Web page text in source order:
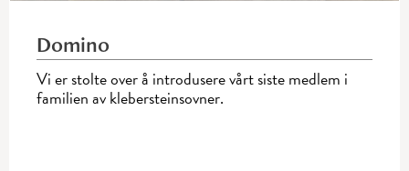
Domino
Vi er stolte over å introdusere vårt siste medlem i
familien av klebersteinsovner.